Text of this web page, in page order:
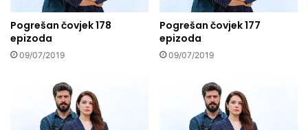
Pogrešan čovjek 178
epizoda
09/07/2019
Pogrešan čovjek 177
epizoda
09/07/2019